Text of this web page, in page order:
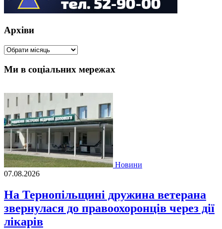
Архіви
Архіви
Ми в соціальних мережах
Новини
07.08.2026
На Тернопільщині дружина ветерана
звернулася до правоохоронців через дії
лікарів